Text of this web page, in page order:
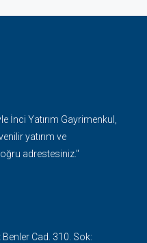
İnci Yatırım Gayrimenkul,
yatırım ve
adrestesiniz."
Cad. 310. Sok: